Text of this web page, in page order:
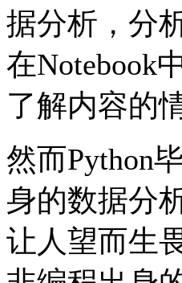
据分析，分
在Notebook
了解内容的
然而Python
身的数据分
让人望而生